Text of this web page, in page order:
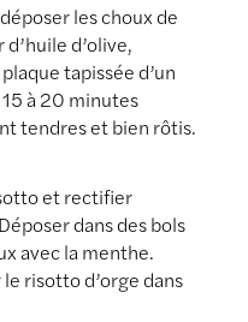
les choux de
d’olive,
tapissée d’un
à 20 minutes
tendres et bien rôtis.
et rectifier
dans des bols
avec la menthe.
risotto d’orge dans